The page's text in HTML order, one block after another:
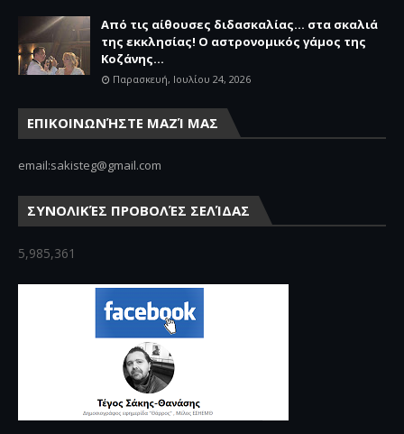
Από τις αίθουσες διδασκαλίας… στα σκαλιά
της εκκλησίας! Ο αστρονομικός γάμος της
Κοζάνης...
Παρασκευή, Ιουλίου 24, 2026
ΕΠΙΚΟΙΝΩΝΉΣΤΕ ΜΑΖΊ ΜΑΣ
email:sakisteg@gmail.com
ΣΥΝΟΛΙΚΈΣ ΠΡΟΒΟΛΈΣ ΣΕΛΊΔΑΣ
5,985,361